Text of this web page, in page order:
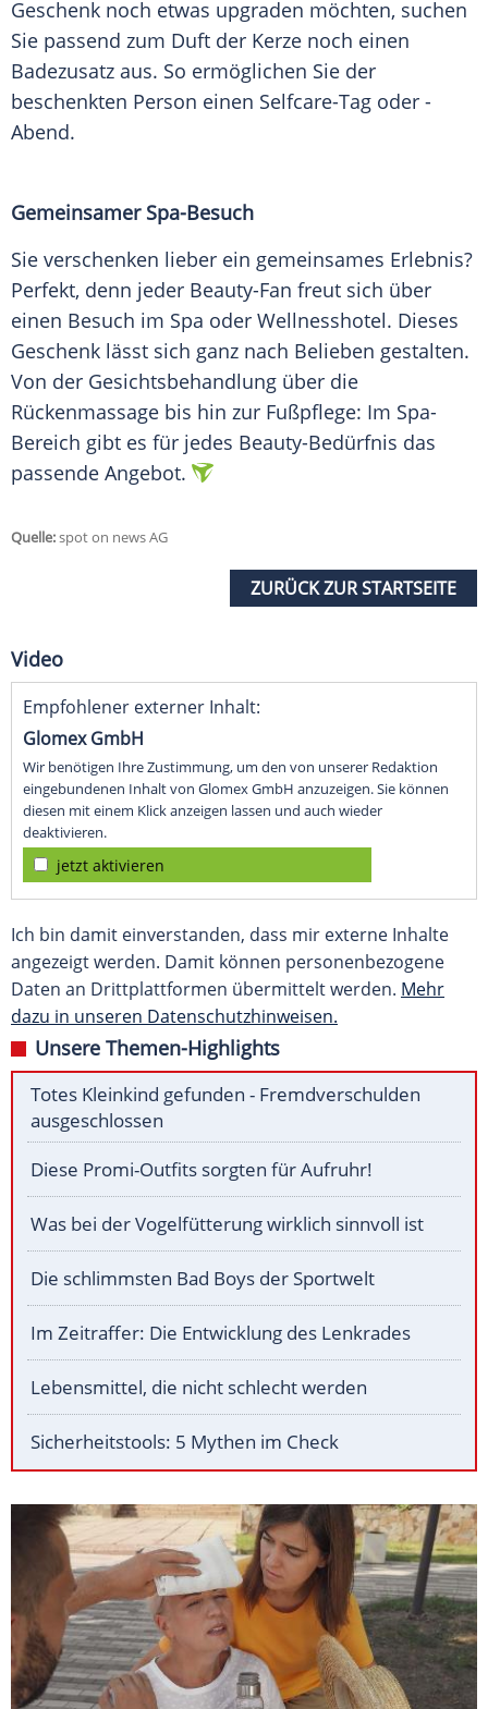
Geschenk noch etwas upgraden möchten, suchen
Sie passend zum Duft der Kerze noch einen
Badezusatz aus. So ermöglichen Sie der
beschenkten Person einen Selfcare-Tag oder -
Abend.
Gemeinsamer Spa-Besuch
Sie verschenken lieber ein gemeinsames Erlebnis?
Perfekt, denn jeder Beauty-Fan freut sich über
einen Besuch im Spa oder Wellnesshotel. Dieses
Geschenk lässt sich ganz nach Belieben gestalten.
Von der Gesichtsbehandlung über die
Rückenmassage bis hin zur Fußpflege: Im Spa-
Bereich gibt es für jedes Beauty-Bedürfnis das
passende Angebot.
Quelle:spot on news AG
ZURÜCK ZUR STARTSEITE
Video
Empfohlener externer Inhalt:
Glomex GmbH
Wir benötigen Ihre Zustimmung, um den von unserer Redaktion
eingebundenen Inhalt von Glomex GmbH anzuzeigen. Sie können
diesen mit einem Klick anzeigen lassen und auch wieder
deaktivieren.
jetzt aktivieren
Ich bin damit einverstanden, dass mir externe Inhalte
angezeigt werden. Damit können personenbezogene
Daten an Drittplattformen übermittelt werden. Mehr
dazu in unseren Datenschutzhinweisen.
Unsere Themen-Highlights
Totes Kleinkind gefunden - Fremdverschulden
ausgeschlossen
Diese Promi-Outfits sorgten für Aufruhr!
Was bei der Vogelfütterung wirklich sinnvoll ist
Die schlimmsten Bad Boys der Sportwelt
Im Zeitraffer: Die Entwicklung des Lenkrades
Lebensmittel, die nicht schlecht werden
Sicherheitstools: 5 Mythen im Check